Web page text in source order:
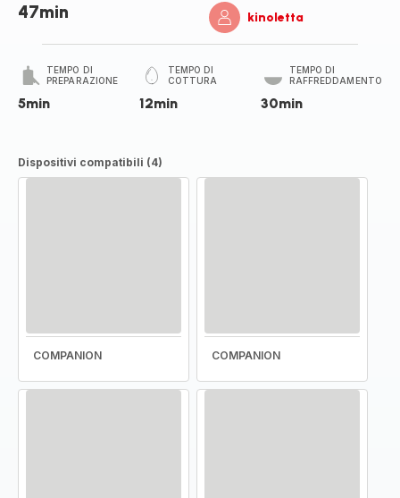
47min kinoletta
TEMPO DI
PREPARAZIONE
5min
TEMPO DI
COTTURA
12min
TEMPO DI
RAFFREDDAMENTO
30min
Dispositivi compatibili (4)
COMPANION COMPANION